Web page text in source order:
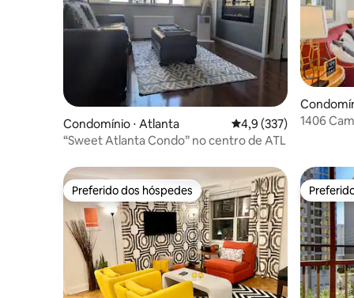
Condomínio ⋅ Atlanta 4,9 de uma avaliação
4,9 (337)
“Sweet Atlanta Condo” no centro de ATL
1406
Preferido dos hóspedes
Preferido dos hóspedes